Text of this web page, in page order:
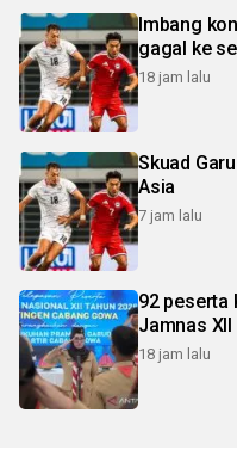
Imbang
gagal ke
18 jam lalu
Skuad
Asia
7 jam lalu
92 peserta
Jamnas
18 jam lalu